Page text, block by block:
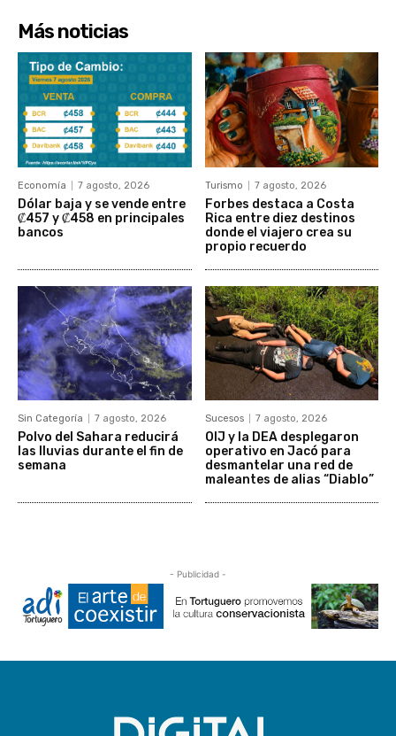
Más noticias
Economía 7 agosto, 2026
Dólar baja y se vende entre
₡457 y ₡458 en principales
bancos
Turismo 7 agosto, 2026
Forbes destaca a Costa
Rica entre diez destinos
donde el viajero crea su
propio recuerdo
Sin Categoría 7 agosto, 2026
Polvo del Sahara reducirá
las lluvias durante el fin de
semana
Sucesos 7 agosto, 2026
OIJ y la DEA desplegaron
operativo en Jacó para
desmantelar una red de
maleantes de alias “Diablo”
- Publicidad -